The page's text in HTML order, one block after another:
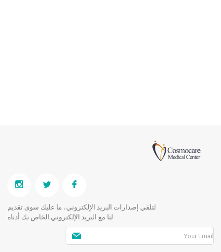
لتلقي إصدارات البريد الإلكتروني، ما عليك سوى تقديم
لنا مع البريد الإلكتروني الخاص بك أدناه